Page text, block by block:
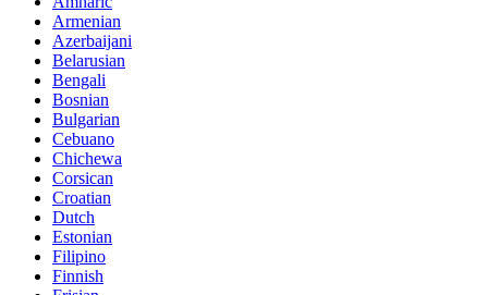
Armenian
Azerbaijani
Belarusian
Bengali
Bosnian
Bulgarian
Cebuano
Chichewa
Corsican
Croatian
Dutch
Estonian
Filipino
Finnish